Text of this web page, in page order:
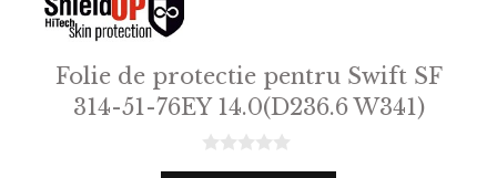
Folie de protectie pentru Swift SF
314-51-76EY 14.0(D236.6 W341)
0